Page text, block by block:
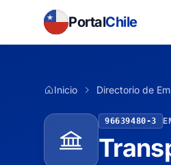
PortalChile
Inicio Directorio de
96639480-3